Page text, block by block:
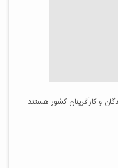
و کارآفرینان کشور هستند